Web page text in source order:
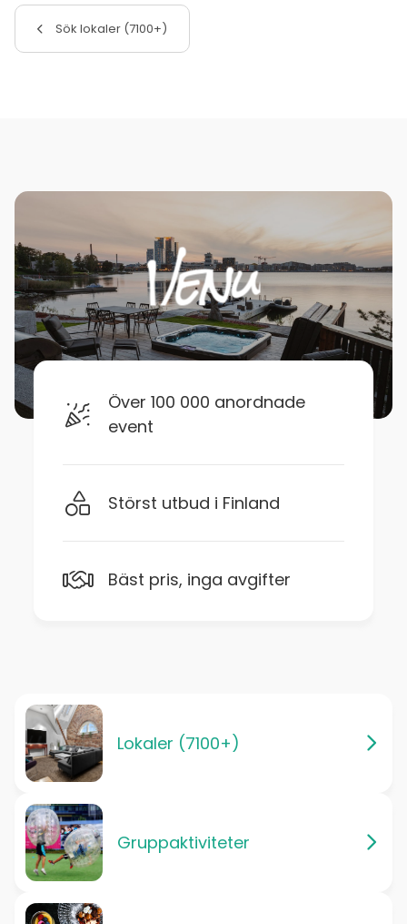
Sök lokaler (7100+)
Över 100 000 anordnade
event
Störst utbud i Finland
Bäst pris, inga avgifter
Lokaler (7100+)
Gruppaktiviteter